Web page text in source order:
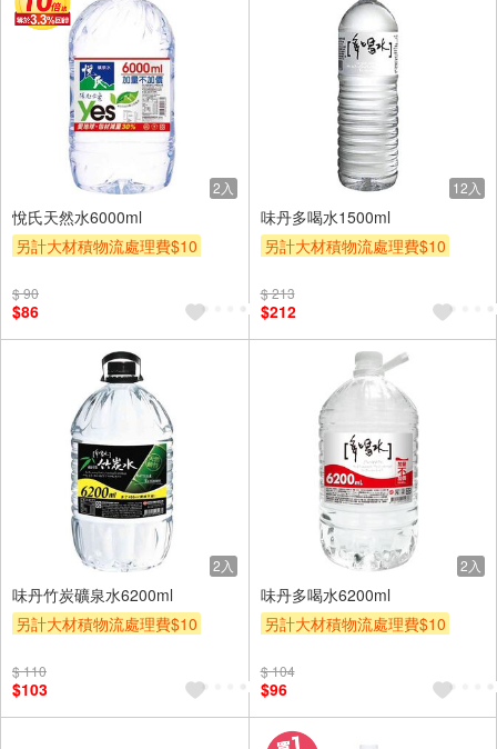
2入
悅氏天然水6000ml
另計大材積物流處理費$10
$ 90
$86
12入
味丹多喝水1500ml
另計大材積物流處理費$10
$ 213
$212
2入
味丹竹炭礦泉水6200ml
另計大材積物流處理費$10
$ 110
$103
2入
味丹多喝水6200ml
另計大材積物流處理費$10
$ 104
$96